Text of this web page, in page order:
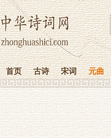
首页 古诗 宋词 元曲